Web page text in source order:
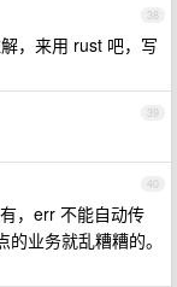
38
，来用 rust 吧，写
39
40
，err 不能自动传
业务就乱糟糟的。